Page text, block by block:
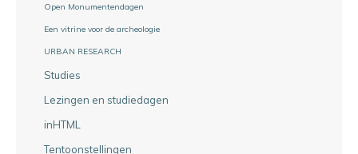
Open Monumentendagen
Een vitrine voor de archeologie
URBAN RESEARCH
Studies
Lezingen en studiedagen
inHTML
Tentoonstellingen